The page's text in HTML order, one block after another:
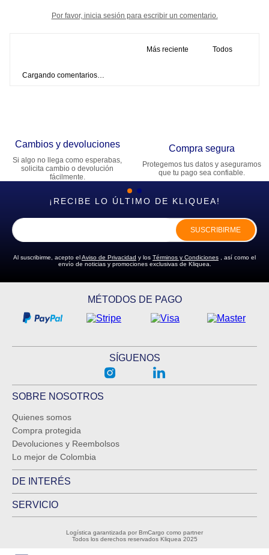
Por favor, inicia sesión para escribir un comentario.
Más reciente Todos
Cargando comentarios…
Cambios y devoluciones
Si algo no llega como esperabas,
solicita cambio o devolución
fácilmente.
Compra segura
Protegemos tus datos y aseguramos
que tu pago sea confiable.
¡RECIBE LO ÚLTIMO DE KLIQUEA!
SUSCRIBIRME
Al suscribirme, acepto elAviso de Privacidad y los Términos y Condiciones , así como el
envío de noticias y promociones exclusivas de Kliquea.
MÉTODOS DE PAGO
SÍGUENOS
SOBRE NOSOTROS
Quienes somos
Compra protegida
Devoluciones y Reembolsos
Lo mejor de Colombia
DE INTERÉS
SERVICIO
Logística garantizada por BmCargo como partner
Todos los derechos reservados Kliquea 2025